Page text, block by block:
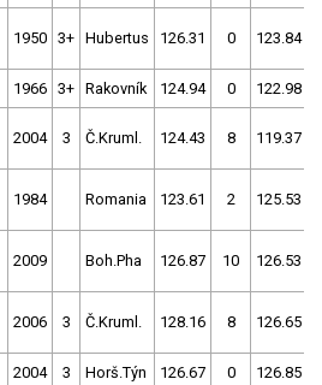
1950 3+ Hubertus 126.31 0 123.84
1966 3+ Rakovník 124.94 0 122.98
2004 3 Č.Kruml. 124.43 8 119.37
1984 Romania 123.61 2 125.53
2009 Boh.Pha 126.87 10 126.53
2006 3 Č.Kruml. 128.16 8 126.65
2004 3 Horš.Týn 126.67 0 126.85